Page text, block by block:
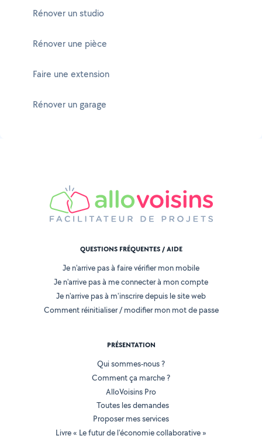
Rénover un studio
Rénover une pièce
Faire une extension
Rénover un garage
QUESTIONS FRÉQUENTES / AIDE
Je n'arrive pas à faire vérifier mon mobile
Je n'arrive pas à me connecter à mon compte
Je n'arrive pas à m'inscrire depuis le site web
Comment réinitialiser / modifier mon mot de passe
PRÉSENTATION
Qui sommes-nous ?
Comment ça marche ?
AlloVoisins Pro
Toutes les demandes
Proposer mes services
Livre « Le futur de l'économie collaborative »